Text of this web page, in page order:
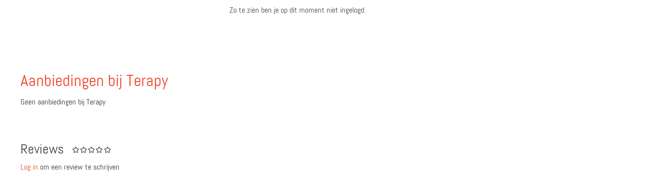
Zo te zien ben je op dit moment niet ingelogd.
Aanbiedingen bij Terapy
Geen aanbiedingen bij Terapy
Reviews
Log in om een review te schrijven